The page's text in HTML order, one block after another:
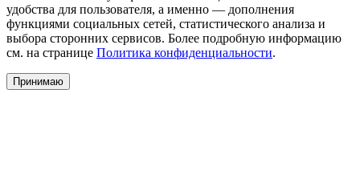
удобства для пользователя, а именно — дополнения
функциями социальных сетей, статистического анализа и
выбора сторонних сервисов. Более подробную информацию
см. на странице Политика конфиденциальности.
Принимаю